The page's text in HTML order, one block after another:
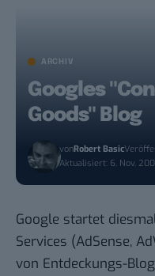
ARCHIV
Googles
Goods" Blog
vonRobert Basic
Aktualisiert: 6. Nov.
Google startet
Services (AdSense,
von Entdeckungs-Blog